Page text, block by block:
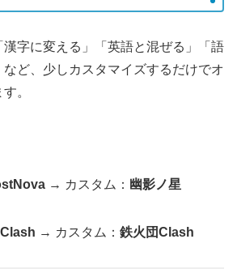
字に変える」「英語と混ぜる」「語
ど、少しカスタマイズするだけでオ
。
→ カスタム： 幽影ノ星
→ カスタム：鉄火団Clash